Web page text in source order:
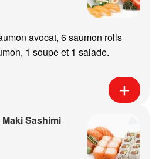
avocat, 6 saumon rolls
1 soupe et 1 salade.
Sashimi